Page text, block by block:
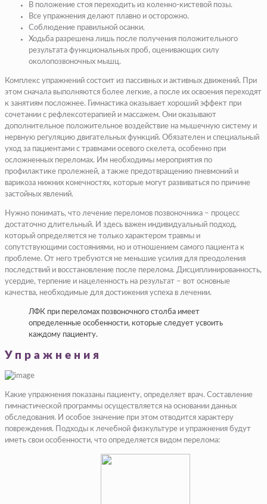
В положение стоя переходить из коленно-кистевой позы.
Все упражнения делают плавно и осторожно.
Соблюдение правильной осанки.
Ходьба разрешена лишь после получения положительного
результата функциональных проб, оценивающих силу
околопозвоночных мышц.
Комплекс упражнений состоит из пассивных и активных движений. При
этом сначала выполняются более легкие, а после их освоения переходят
к занятиям посложнее. Гимнастика оказывает хороший эффект при
сочетании с рефлексотерапией и массажем. Они оказывают
дополнительное положительное воздействие на мышечную систему и
нервную регуляцию двигательных функций. Обязателен и специальный
уход за пациентами с травмами осевого скелета, особенно при
осложненных переломах. Им необходимы мероприятия по
профилактике пролежней, а также предотвращению пневмоний и
варикоза нижних конечностях, которые могут развиваться по причине
застойных явлений.
Нужно понимать, что лечение переломов позвоночника – процесс
достаточно длительный. И здесь важен индивидуальный подход,
который определяется не только характером травмы и
сопутствующими состояниями, но и отношением самого пациента к
проблеме. От него требуются не меньшие усилия для преодоления
последствий и восстановление после перелома. Дисциплинированность,
усердие, терпение и нацеленность на результат – вот основные
качества, необходимые для достижения успеха в лечении.
ЛФК при переломах позвоночного столба имеет
определенные особенности, которые следует усвоить
каждому пациенту.
Упражнения
Какие упражнения показаны пациенту, определяет врач. Составление
гимнастической программы осуществляется на основании данных
обследования. И особое значение при этом отводится характеру
повреждения. Подходы к лечебной физкультуре и упражнения будут
иметь свои особенности, что определяется видом перелома: